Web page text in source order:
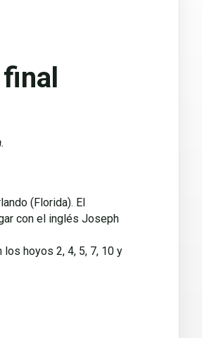
(Florida). El
con el inglés Joseph
hoyos 2, 4, 5, 7, 10 y